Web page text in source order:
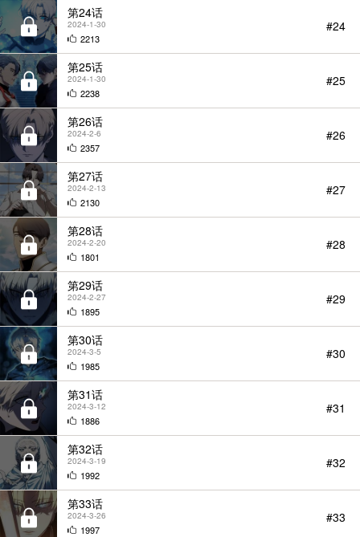
第24话
2024-1-30
2213
#24
第25话
2024-1-30
2238
#25
第26话
2024-2-6
2357
#26
第27话
2024-2-13
2130
#27
第28话
2024-2-20
1801
#28
第29话
2024-2-27
1895
#29
第30话
2024-3-5
1985
#30
第31话
2024-3-12
1886
#31
第32话
2024-3-19
1992
#32
第33话
2024-3-26
1997
#33